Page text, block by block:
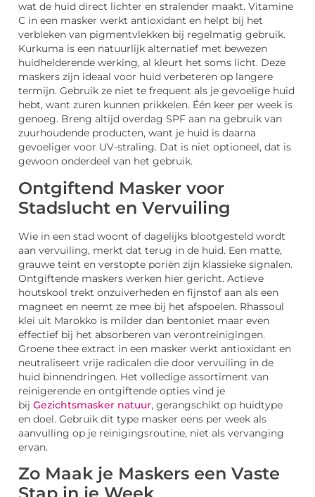
wat de huid direct lichter en stralender maakt. Vitamine
C in een masker werkt antioxidant en helpt bij het
verbleken van pigmentvlekken bij regelmatig gebruik.
Kurkuma is een natuurlijk alternatief met bewezen
huidhelderende werking, al kleurt het soms licht. Deze
maskers zijn ideaal voor huid verbeteren op langere
termijn. Gebruik ze niet te frequent als je gevoelige huid
hebt, want zuren kunnen prikkelen. Één keer per week is
genoeg. Breng altijd overdag SPF aan na gebruik van
zuurhoudende producten, want je huid is daarna
gevoeliger voor UV-straling. Dat is niet optioneel, dat is
gewoon onderdeel van het gebruik.
Ontgiftend Masker voor
Stadslucht en Vervuiling
Wie in een stad woont of dagelijks blootgesteld wordt
aan vervuiling, merkt dat terug in de huid. Een matte,
grauwe teint en verstopte poriën zijn klassieke signalen.
Ontgiftende maskers werken hier gericht. Actieve
houtskool trekt onzuiverheden en fijnstof aan als een
magneet en neemt ze mee bij het afspoelen. Rhassoul
klei uit Marokko is milder dan bentoniet maar even
effectief bij het absorberen van verontreinigingen.
Groene thee extract in een masker werkt antioxidant en
neutraliseert vrije radicalen die door vervuiling in de
huid binnendringen. Het volledige assortiment van
reinigerende en ontgiftende opties vind je
bij Gezichtsmasker natuur, gerangschikt op huidtype
en doel. Gebruik dit type masker eens per week als
aanvulling op je reinigingsroutine, niet als vervanging
ervan.
Zo Maak je Maskers een Vaste